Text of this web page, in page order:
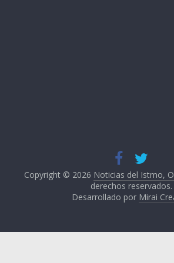
Copyright © 2026 Noticias del Istmo,
derechos reservados.
Desarrollado por Mirai